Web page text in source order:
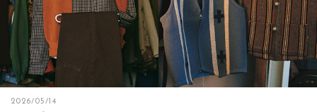
2026/05/14